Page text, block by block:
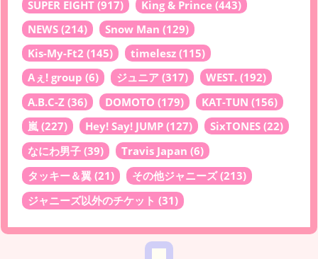
SUPER EIGHT (917) King & Prince (443)
NEWS (214) Snow Man (129)
Kis-My-Ft2 (145) timelesz (115)
Aぇ! group (6) ジュニア (317) WEST. (192)
A.B.C-Z (36) DOMOTO (179) KAT-TUN (156)
嵐 (227) Hey! Say! JUMP (127) SixTONES (22)
なにわ男子 (39) Travis Japan (6)
タッキー＆翼 (21) その他ジャニーズ(213)
ジャニーズ以外のチケット (31)